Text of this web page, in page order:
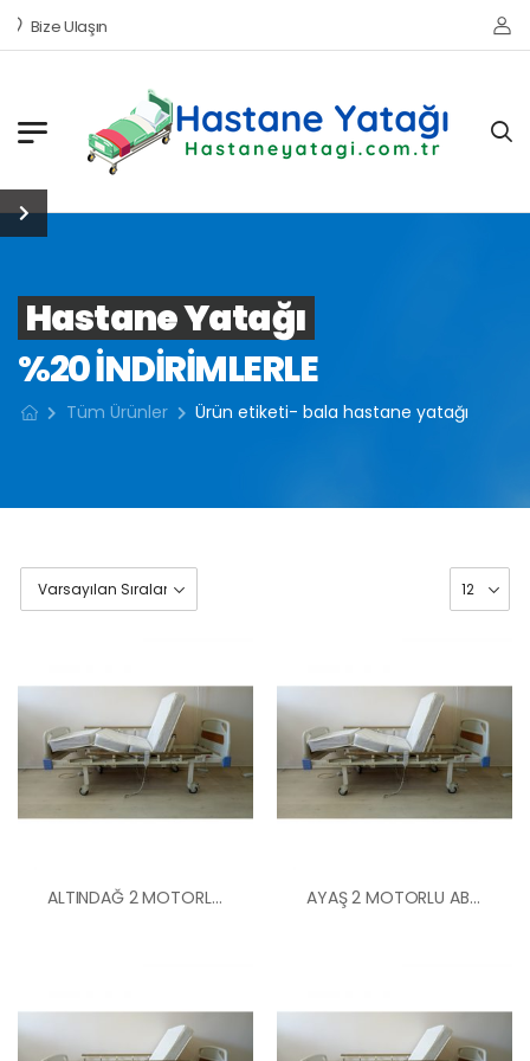
Bize Ulaşın
Hastane Yatağı
%20 INDIRIMLERLE
Tüm Ürünler Ürün etiketi- bala hastane yatağı
HK-60 – 2
MOTORLU
ABS
ALTINDAĞ 2 MOTORLU ABS BAŞLIKLI HASTA YATAĞI AYAŞ 2 MOTORLU ABS BAŞLIKLI HASTA YATAĞI